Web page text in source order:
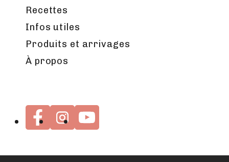
Recettes
Infos utiles
Produits et arrivages
À propos